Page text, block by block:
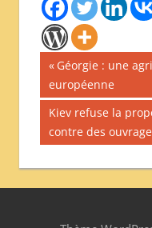
de
l’article
Publication
précédente :
Géorgie : une
européenne
Publication
suivante :
Kiev refuse la
contre des